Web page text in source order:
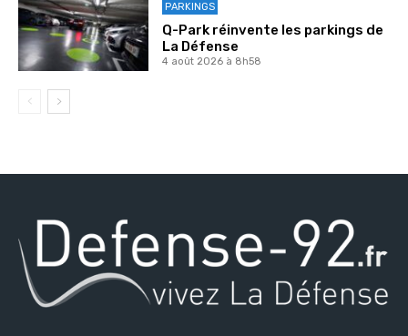
PARKINGS
Q-Park réinvente les parkings de
La Défense
4 août 2026 à 8h58